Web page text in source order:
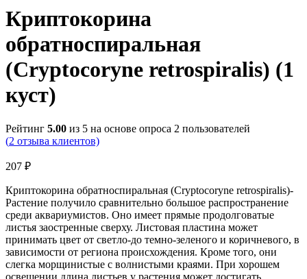
Криптокорина
обратноспиральная
(Cryptocoryne retrospiralis) (1
куст)
Рейтинг 5.00 из 5 на основе опроса 2 пользователей
(2 отзыва клиентов)
207 ₽
Криптокорина обратноспиральная (Cryptocoryne retrospiralis)-
Растение получило сравнительно большое распространение
среди аквариумистов. Оно имеет прямые продолговатые
листья заостренные сверху. Листовая пластина может
принимать цвет от светло-до темно-зеленого и коричневого, в
зависимости от региона происхождения. Кроме того, они
слегка морщинистые с волнистыми краями. При хорошем
освещении длина листьев у растения может достигать